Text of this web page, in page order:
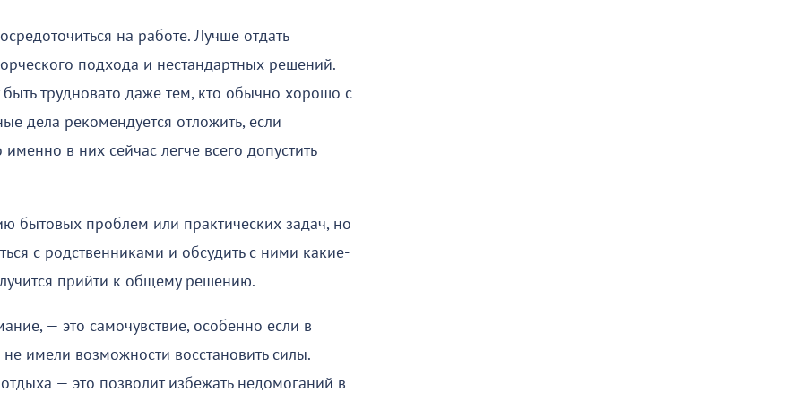
на работе. Лучше отдать
подхода и нестандартных решений.
трудновато даже тем, кто обычно хорошо с
дела рекомендуется отложить, если
в них сейчас легче всего допустить
бытовых проблем или практических задач, но
с родственниками и обсудить с ними какие-
прийти к общему решению.
— это самочувствие, особенно если в
имели возможности восстановить силы.
— это позволит избежать недомоганий в